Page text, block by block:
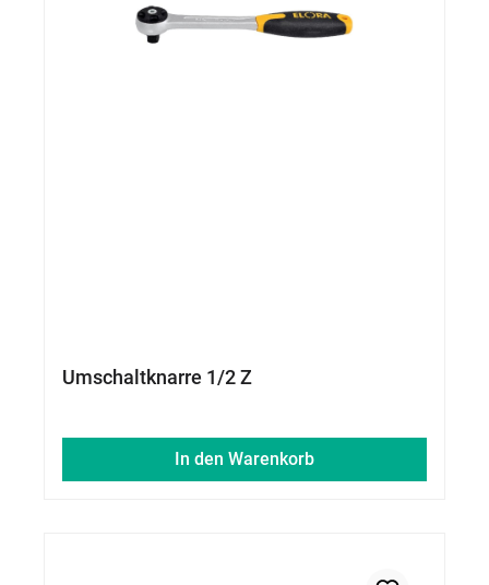
Umschaltknarre 1/2 Z
In den Warenkorb